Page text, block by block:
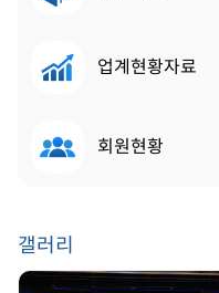
업계현황자료
회원현황
갤러리